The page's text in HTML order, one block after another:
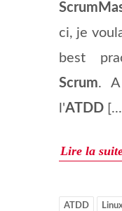
ci, je
best
Scrum.
l'ATDD
Lire la
ATDD